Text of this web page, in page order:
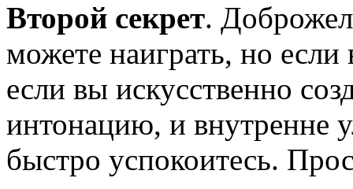
Второй секрет.
можете наиграть, но
если вы искусственно
интонацию, и внутренне
быстро успокоитесь.